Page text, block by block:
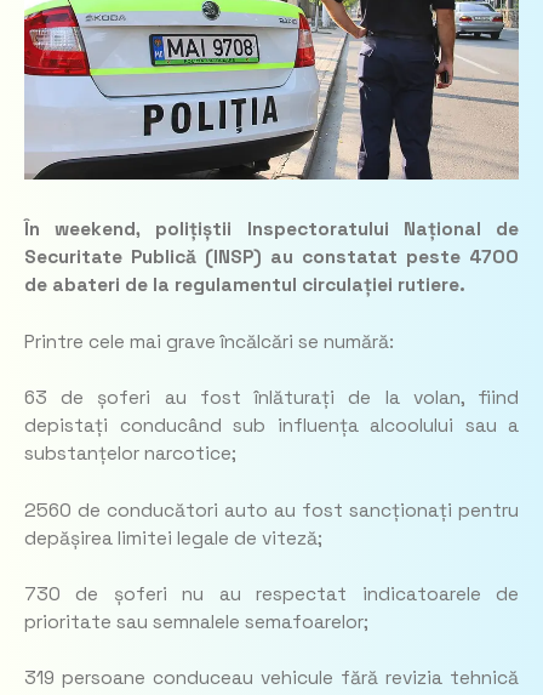
În weekend, polițiștii Inspectoratului Național de
Securitate Publică (INSP) au constatat peste 4700
de abateri de la regulamentul circulației rutiere.
Printre cele mai grave încălcări se numără:
63 de șoferi au fost înlăturați de la volan, fiind
depistați conducând sub influența alcoolului sau a
substanțelor narcotice;
2560 de conducători auto au fost sancționați pentru
depășirea limitei legale de viteză;
730 de șoferi nu au respectat indicatoarele de
prioritate sau semnalele semafoarelor;
319 persoane conduceau vehicule fără revizia tehnică